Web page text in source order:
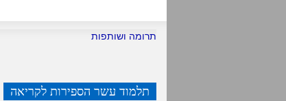
תרומה ושותפות
תלמוד עשר הספירות לקריאה